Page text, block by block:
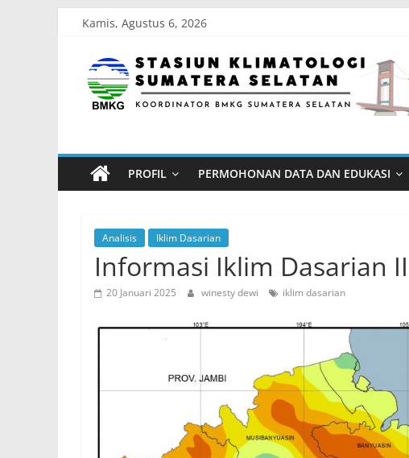
content
Kamis, Agustus 6, 2026
Stasiun
Klimatologi
Sumatera
Selatan
Koordinator
BMKG
Sumatera
Selatan
PROFIL PERMOHONAN DATA DAN EDUKASI
Analisis Iklim Dasarian
Informasi Iklim Dasarian
20 Januari 2025 winesty dewi iklim dasarian